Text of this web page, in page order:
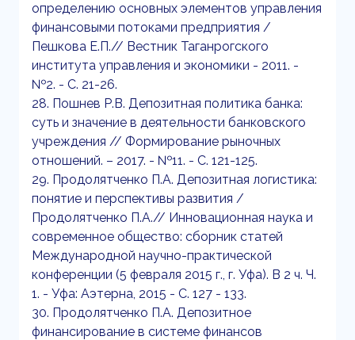
определению основных элементов управления
финансовыми потоками предприятия /
Пешкова Е.П.// Вестник Таганрогского
института управления и экономики - 2011. -
№2. - С. 21-26.
28. Пошнев Р.В. Депозитная политика банка:
суть и значение в деятельности банковского
учреждения // Формирование рыночных
отношений. – 2017. - №11. - С. 121-125.
29. Продолятченко П.А. Депозитная логистика:
понятие и перспективы развития /
Продолятченко П.А.// Инновационная наука и
современное общество: сборник статей
Международной научно-практической
конференции (5 февраля 2015 г., г. Уфа). В 2 ч. Ч.
1. - Уфа: Аэтерна, 2015 - С. 127 - 133.
30. Продолятченко П.А. Депозитное
финансирование в системе финансов